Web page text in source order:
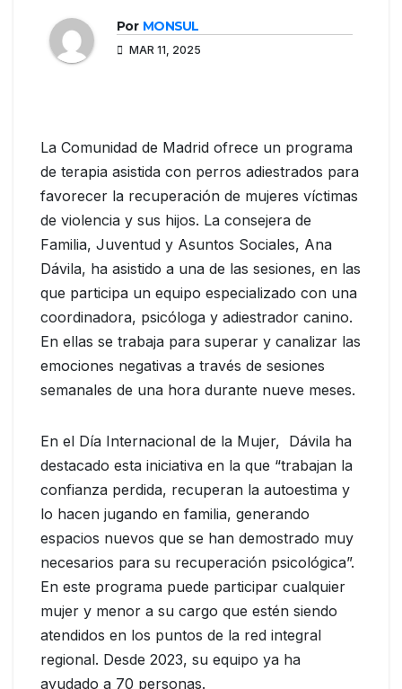
Por MONSUL
MAR 11, 2025
La Comunidad de Madrid ofrece un programa
de terapia asistida con perros adiestrados para
favorecer la recuperación de mujeres víctimas
de violencia y sus hijos. La consejera de
Familia, Juventud y Asuntos Sociales, Ana
Dávila, ha asistido a una de las sesiones, en las
que participa un equipo especializado con una
coordinadora, psicóloga y adiestrador canino.
En ellas se trabaja para superar y canalizar las
emociones negativas a través de sesiones
semanales de una hora durante nueve meses.
En el Día Internacional de la Mujer, Dávila ha
destacado esta iniciativa en la que “trabajan la
confianza perdida, recuperan la autoestima y
lo hacen jugando en familia, generando
espacios nuevos que se han demostrado muy
necesarios para su recuperación psicológica”.
En este programa puede participar cualquier
mujer y menor a su cargo que estén siendo
atendidos en los puntos de la red integral
regional. Desde 2023, su equipo ya ha
ayudado a 70 personas.